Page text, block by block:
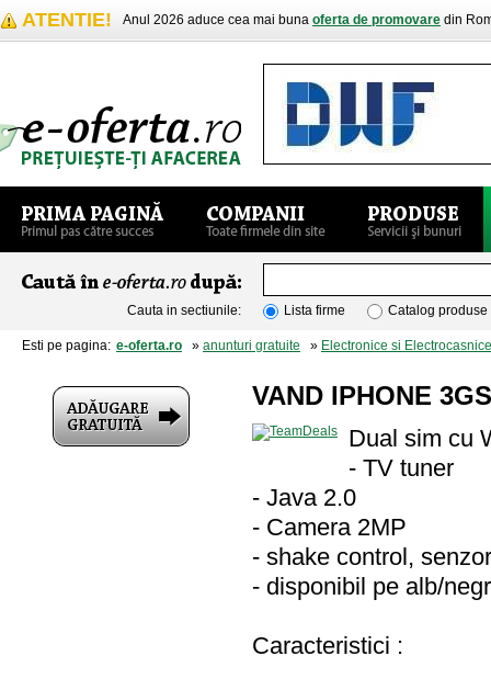
ATENTIE! Anul 2026 aduce cea mai buna oferta de promovare din
Cauta in sectiunile: Lista firme Catalog produse
Esti pe pagina: e-oferta.ro » anunturi gratuite » Electronice si Electrocasnice
VAND IPHONE
Dual sim cu
- TV tuner
- Java 2.0
- Camera 2MP
- shake control, senzor
- disponibil pe alb/
Caracteristici :